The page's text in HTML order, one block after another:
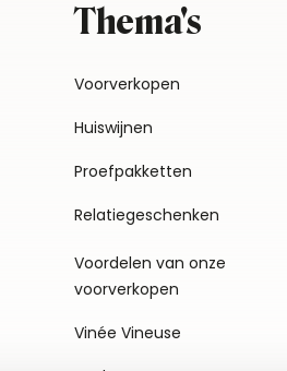
Thema's
Voorverkopen
Huiswijnen
Proefpakketten
Relatiegeschenken
Voordelen van onze
voorverkopen
Vinée Vineuse